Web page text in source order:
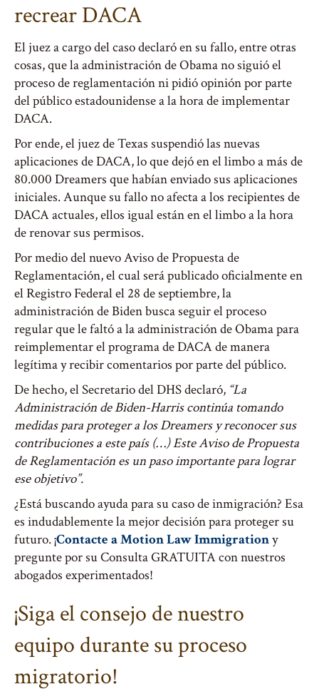
recrear DACA
El juez a cargo del caso declaró en su fallo, entre otras
cosas, que la administración de Obama no siguió el
proceso de reglamentación ni pidió opinión por parte
del público estadounidense a la hora de implementar
DACA.
Por ende, el juez de Texas suspendió las nuevas
aplicaciones de DACA, lo que dejó en el limbo a más de
80.000 Dreamers que habían enviado sus aplicaciones
iniciales. Aunque su fallo no afecta a los recipientes de
DACA actuales, ellos igual están en el limbo a la hora
de renovar sus permisos.
Por medio del nuevo Aviso de Propuesta de
Reglamentación, el cual será publicado oficialmente en
el Registro Federal el 28 de septiembre, la
administración de Biden busca seguir el proceso
regular que le faltó a la administración de Obama para
reimplementar el programa de DACA de manera
legítima y recibir comentarios por parte del público.
De hecho, el Secretario del DHS declaró, “La
Administración de Biden-Harris continúa tomando
medidas para proteger a los Dreamers y reconocer sus
contribuciones a este país (…) Este Aviso de Propuesta
de Reglamentación es un paso importante para lograr
ese objetivo”.
¿Está buscando ayuda para su caso de inmigración? Esa
es indudablemente la mejor decisión para proteger su
futuro. ¡Contacte a Motion Law Immigrationy
pregunte por su Consulta GRATUITA con nuestros
abogados experimentados!
¡Siga el consejo de nuestro
equipo durante su proceso
migratorio!